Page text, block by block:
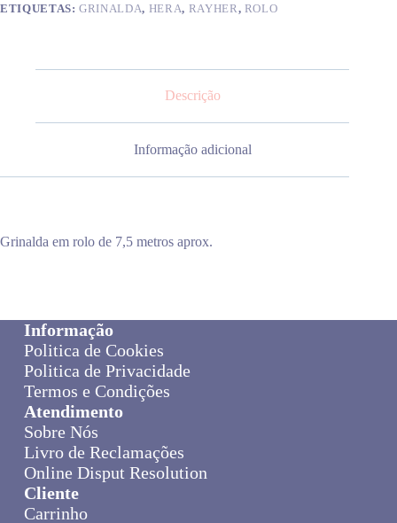
ETIQUETAS:GRINALDA, HERA, RAYHER , ROLO
Descrição
Informação adicional
Grinalda em rolo de 7,5 metros aprox.
Informação
Politica de Cookies
Politica de Privacidade
Termos e Condições
Atendimento
Sobre Nós
Livro de Reclamações
Online Disput Resolution
Cliente
Carrinho